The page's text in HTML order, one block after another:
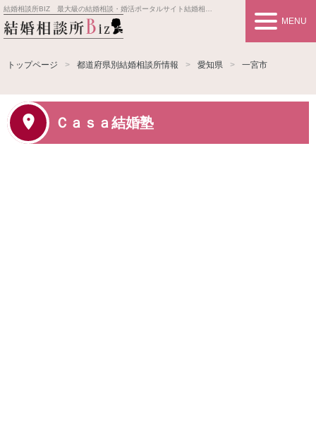
結婚相談所BIZ 最大級の結婚相談・婚活ポータルサイト結婚相談所事業者情報や婚活お見合いの悩み、対策を紹介します。
MENU
トップページ 都道府県別結婚相談所情報 愛知県 一宮市
Ｃａｓａ結婚塾